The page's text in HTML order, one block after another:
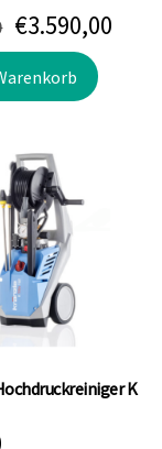
Preis
war:
€4.434,00
€3.590,00
K